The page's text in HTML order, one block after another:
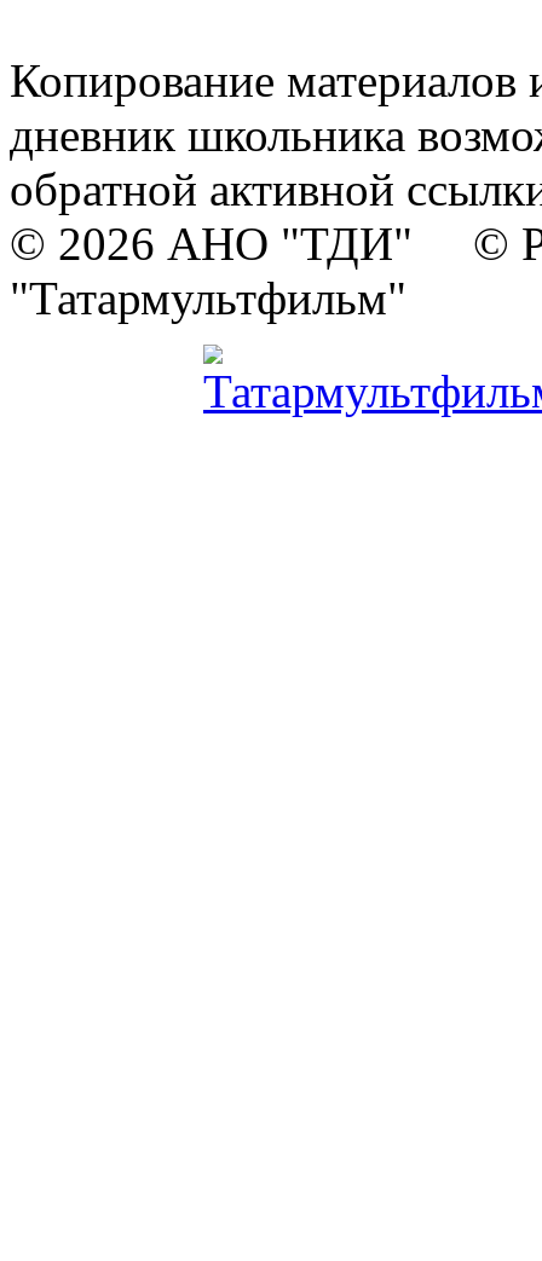
Копирование материалов
дневник школьника
обратной активной
© 2026 АНО "ТДИ" ©
"Татармультфильм"